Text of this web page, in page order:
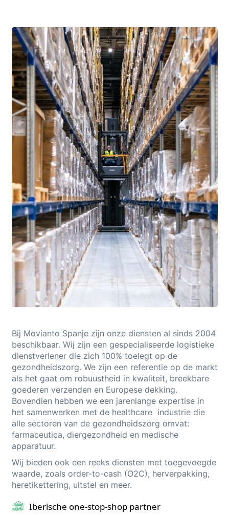
Bij Movianto Spanje zijn onze diensten al sinds 2004
beschikbaar. Wij zijn een gespecialiseerde logistieke
dienstverlener die zich 100% toelegt op de
gezondheidszorg. We zijn een referentieop de markt
als het gaat om robuustheid in kwaliteit, breekbare
goederen verzenden en Europese dekking.
Bovendien hebben we een jarenlange expertise in
het samenwerken met de healthcare industrie die
alle sectoren van de gezondheidszorg omvat:
farmaceutica, diergezondheid en medische
apparatuur.
Wij bieden ook een reeks diensten met toegevoegde
waarde, zoals order-to-cash (O2C), herverpakking,
heretikettering, uitstel en meer.
Iberische one-stop-shop partner